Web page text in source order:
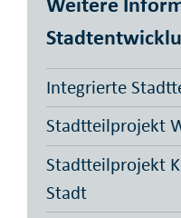
Integrierte
Stadtteilprojekt
Stadtteilprojekt
Stadt